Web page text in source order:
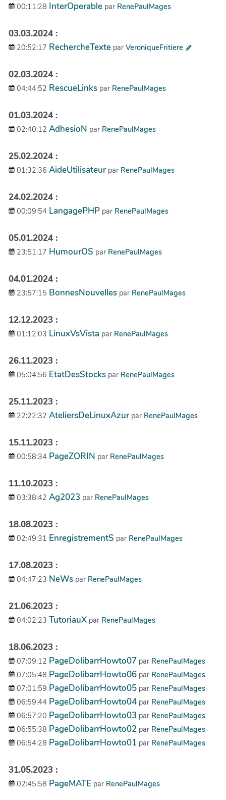
00:11:28 InterOperable par RenePaulMages
03.03.2024 :
20:52:17 RechercheTexte par VeroniqueFritiere
02.03.2024 :
04:44:52 RescueLinks par RenePaulMages
01.03.2024 :
02:40:12 AdhesioN par RenePaulMages
25.02.2024 :
01:32:36 AideUtilisateur par RenePaulMages
24.02.2024 :
00:09:54 LangagePHP par RenePaulMages
05.01.2024 :
23:51:17 HumourOS par RenePaulMages
04.01.2024 :
23:57:15 BonnesNouvelles par RenePaulMages
12.12.2023 :
01:12:03 LinuxVsVista par RenePaulMages
26.11.2023 :
05:04:56 EtatDesStocks par RenePaulMages
25.11.2023 :
22:22:32 AteliersDeLinuxAzur par RenePaulMages
15.11.2023 :
00:58:34 PageZORIN par RenePaulMages
11.10.2023 :
03:38:42 Ag2023 par RenePaulMages
18.08.2023 :
02:49:31 EnregistrementS par RenePaulMages
17.08.2023 :
04:47:23 NeWs par RenePaulMages
21.06.2023 :
04:02:23 TutoriauX par RenePaulMages
18.06.2023 :
07:09:12 PageDolibarrHowto07 par RenePaulMages
07:05:48 PageDolibarrHowto06 par RenePaulMages
07:01:59 PageDolibarrHowto05 par RenePaulMages
06:59:44 PageDolibarrHowto04 par RenePaulMages
06:57:20 PageDolibarrHowto03 par RenePaulMages
06:55:38 PageDolibarrHowto02 par RenePaulMages
06:54:28 PageDolibarrHowto01 par RenePaulMages
31.05.2023 :
02:45:58 PageMATE par RenePaulMages